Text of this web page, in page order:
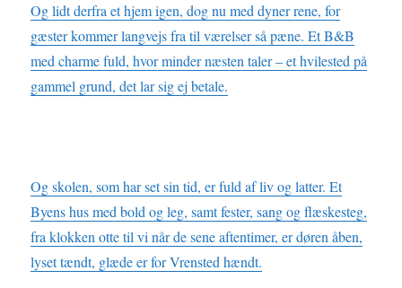
Og lidt derfra et hjem igen, dog nu med dyner rene, for
gæster kommer langvejs fra til værelser så pæne. Et B&B
med charme fuld, hvor minder næsten taler – et hvilested på
gammel grund, det lar sig ej betale.
Og skolen, som har set sin tid, er fuld af liv og latter. Et
Byens hus med bold og leg, samt fester, sang og flæskesteg,
fra klokken otte til vi når de sene aftentimer, er døren åben,
lyset tændt, glæde er for Vrensted hændt.